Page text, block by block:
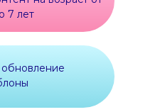
7 лет